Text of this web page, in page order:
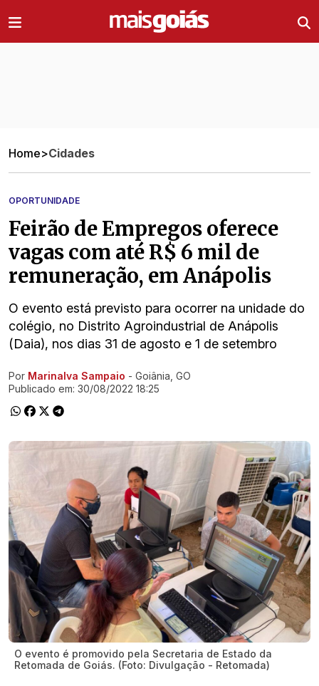
Home>Cidades
OPORTUNIDADE
Feirão de Empregos oferece
vagas com até R$ 6 mil de
remuneração, em Anápolis
O evento está previsto para ocorrer na unidade do
colégio, no Distrito Agroindustrial de Anápolis
(Daia), nos dias 31 de agosto e 1 de setembro
Ir direto pra matéria
Por Marinalva Sampaio - Goiânia, GO
Publicado em: 30/08/2022 18:25
O evento é promovido pela Secretaria de Estado da
Retomada de Goiás. (Foto: Divulgação - Retomada)